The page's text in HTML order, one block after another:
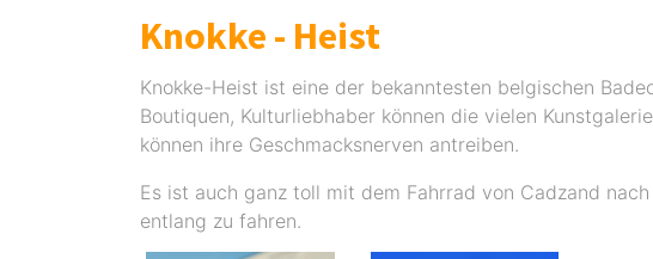
Knokke - Heist
Knokke-Heist ist eine der bekanntesten belgischen
Boutiquen, Kulturliebhaber können die vielen
können ihre Geschmacksnerven antreiben.
Es ist auch ganz toll mit dem Fahrrad von Cadzand
entlang zu fahren.